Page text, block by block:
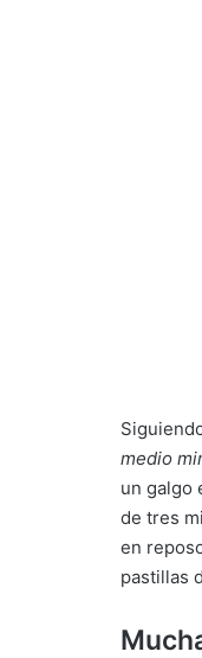
medio
un galgo
de tres
en
pastillas